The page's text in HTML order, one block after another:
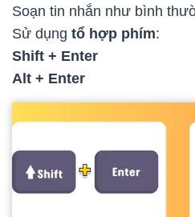
Soạn tin nhắn như bình
Sử dụng tổ hợp phím:
Shift + Enter
Alt + Enter